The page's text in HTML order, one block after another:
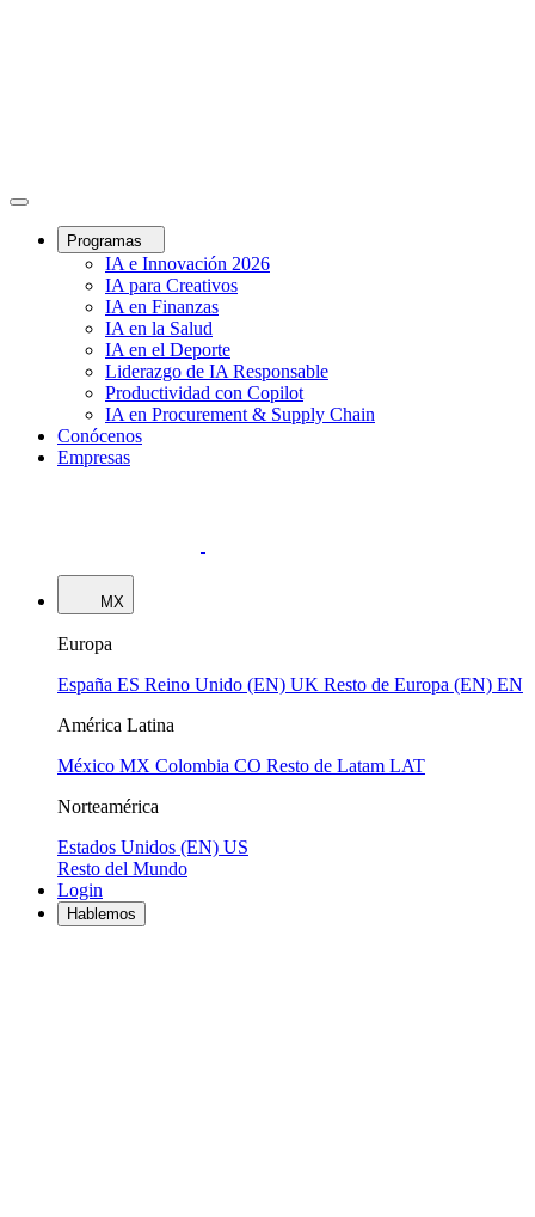
Programas
IA e Innovación 2026
IA para Creativos
IA en Finanzas
IA en la Salud
IA en el Deporte
Liderazgo de IA Responsable
Productividad con Copilot
IA en Procurement & Supply Chain
Conócenos
Empresas
MX
Europa
España ES Reino Unido (EN) UK Resto de Europa (EN) EN
América Latina
México MX Colombia CO Resto de Latam LAT
Norteamérica
Estados Unidos (EN) US
Resto del Mundo
Login
Hablemos